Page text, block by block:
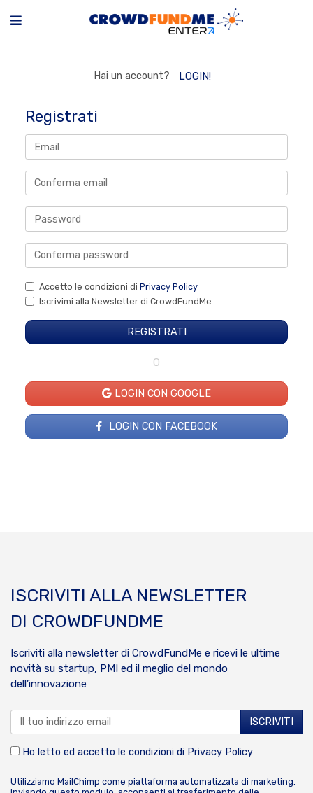
Hai un account? LOGIN!
Registrati
Accetto le condizioni di Privacy Policy
Iscrivimi alla Newsletter di CrowdFundMe
O
LOGIN CON GOOGLE
LOGIN CON FACEBOOK
ISCRIVITI ALLA NEWSLETTER
DI CROWDFUNDME
Iscriviti alla newsletter di CrowdFundMe e ricevi le ultime
novità su startup, PMI ed il meglio del mondo
dell’innovazione
Ho letto ed accetto le condizioni di Privacy Policy
Utilizziamo MailChimp come piattaforma automatizzata di marketing.